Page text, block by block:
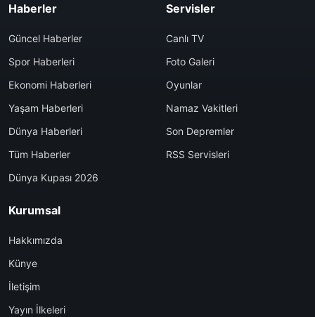
Haberler
Güncel Haberler
Spor Haberleri
Ekonomi Haberleri
Yaşam Haberleri
Dünya Haberleri
Tüm Haberler
Dünya Kupası 2026
Servisler
Canlı TV
Foto Galeri
Oyunlar
Namaz Vakitleri
Son Depremler
RSS Servisleri
Kurumsal
Hakkımızda
Künye
İletişim
Yayın İlkeleri